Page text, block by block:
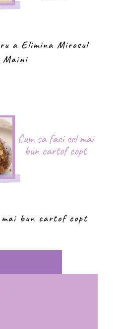
a Elimina Mirosul
Maini
bun cartof copt